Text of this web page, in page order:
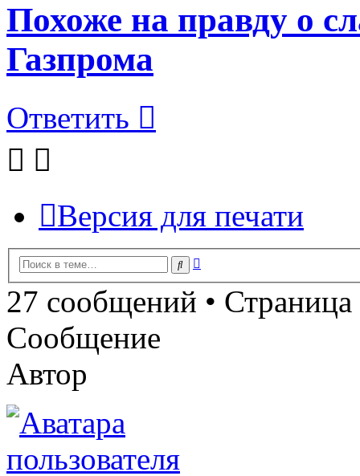
Похоже на правду о
Газпрома
Ответить
Версия для печати
Поиск
27 сообщений • Страница
Сообщение
Автор